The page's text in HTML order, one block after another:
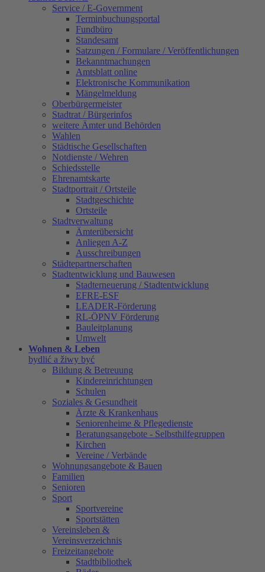
Service / E-Government
Terminbuchungsportal
Fundbüro
Standesamt
Satzungen / Formulare / Veröffentlichungen
Bekanntmachungen
Amtsblatt online
Elektronische Kommunikation
Mängelmeldung
Oberbürgermeister
Stadtrat / Bürgerinfos
weitere Ämter und Behörden
Wahlen
Städtische Gesellschaften
Notdienste / Wehren
Schiedsstelle
Ehrenamtskarte
Stadtportrait / Ortsteile
Stadtgeschichte
Ortsteile
Stadtverwaltung
Ämterübersicht
Anliegen A-Z
Ausschreibungen
Städtepartnerschaften
Stadtentwicklung und Bauwesen
Stadterneuerung / Stadtentwicklung
EFRE-ESF
LEADER-Förderung
RL-ÖPNV Förderung
Bauleitplanung
Umwelt
Wohnen & Leben
bydlić a žiwy być
Bildung & Betreuung
Kindereinrichtungen
Schulen
Soziales & Gesundheit
Ärzte & Krankenhaus
Seniorenheime & Pflegedienste
Beratungsangebote - Selbsthilfegruppen
Kirchen
Vereine / Verbände
Wohnungsangebote & Bauen
Familien
Senioren
Sport
Sportvereine
Sportstätten
Vereinsleben &
Vereinsverzeichnis
Freizeitangebote
Stadtbibliothek